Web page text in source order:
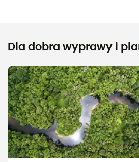
Dla dobra wyprawy i